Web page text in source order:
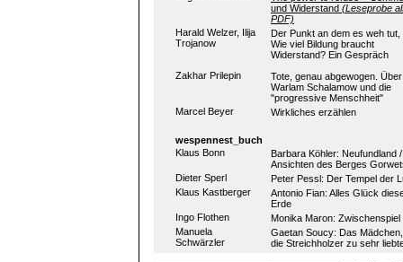
und Widerstand (Leseprobe
PDF)
Harald Welzer, Ilija
Trojanow
Der Punkt an dem es weh tut,
Wie viel Bildung braucht
Widerstand? Ein Gespräch
Zakhar Prilepin
Tote, genau abgewogen. Über
Warlam Schalamow und die
"progressive Menschheit"
Marcel Beyer
Wirkliches erzählen
wespennest_buch
Klaus Bonn
Barbara Köhler: Neufundland
Ansichten des Berges
Dieter Sperl
Peter Pessl: Der Tempel der
Klaus Kastberger
Antonio Fian: Alles Glück
Erde
Ingo Flothen
Monika Maron: Zwischenspiel
Manuela
Schwärzler
Gaetan Soucy: Das
die Streichholzer zu sehr